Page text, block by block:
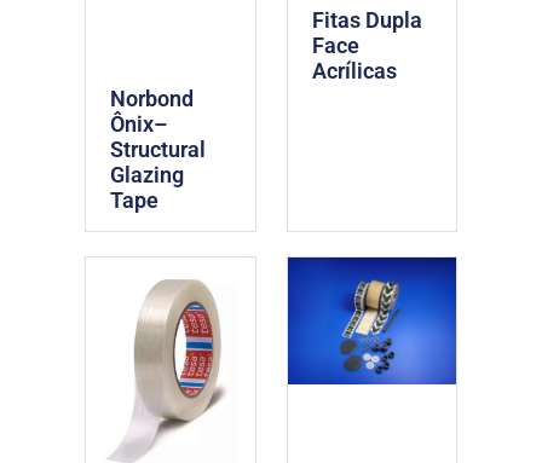
Norbond
Ônix–
Structural
Glazing
Tape
Fitas Dupla
Face
Acrílicas